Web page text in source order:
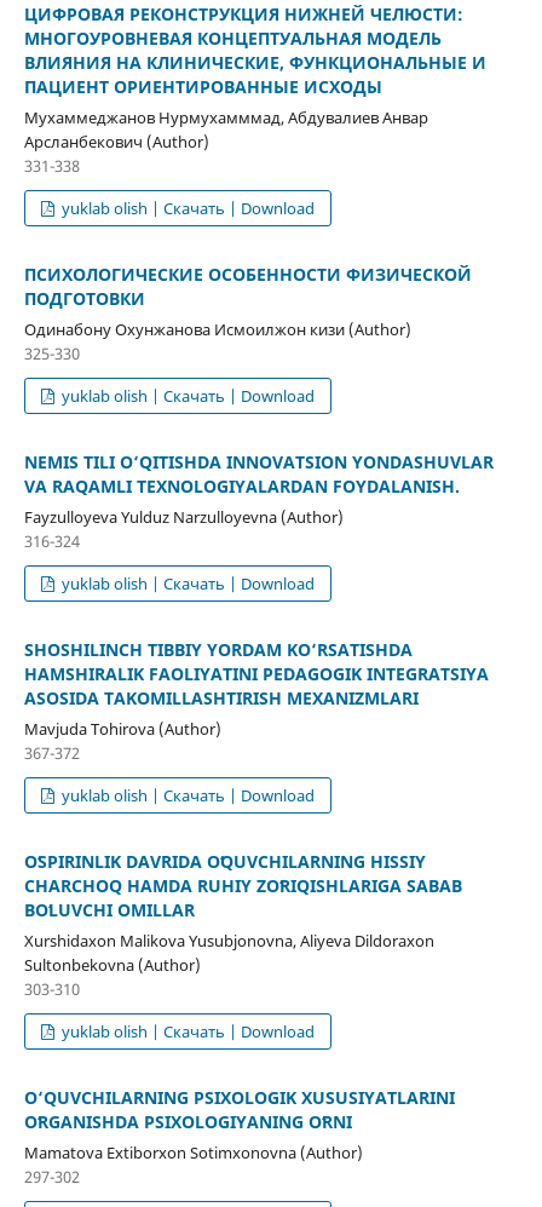
ЦИФРОВАЯ РЕКОНСТРУКЦИЯ НИЖНЕЙ ЧЕЛЮСТИ:
МНОГОУРОВНЕВАЯ КОНЦЕПТУАЛЬНАЯ МОДЕЛЬ
ВЛИЯНИЯ НА КЛИНИЧЕСКИЕ, ФУНКЦИОНАЛЬНЫЕ И
ПАЦИЕНТ ОРИЕНТИРОВАННЫЕ ИСХОДЫ
Мухаммеджанов Нурмухамммад, Абдувалиев Анвар
Арсланбекович (Author)
331-338
yuklab olish | Скачать | Download
ПСИХОЛОГИЧЕСКИЕ ОСОБЕННОСТИ ФИЗИЧЕСКОЙ
ПОДГОТОВКИ
Одинабону Охунжанова Исмоилжон кизи (Author)
325-330
yuklab olish | Скачать | Download
NEMIS TILI O‘QITISHDA INNOVATSION YONDASHUVLAR
VA RAQAMLI TEXNOLOGIYALARDAN FOYDALANISH.
Fayzulloyeva Yulduz Narzulloyevna (Author)
316-324
yuklab olish | Скачать | Download
SHOSHILINCH TIBBIY YORDAM KO‘RSATISHDA
HAMSHIRALIK FAOLIYATINI PEDAGOGIK INTEGRATSIYA
ASOSIDA TAKOMILLASHTIRISH MEXANIZMLARI
Mavjuda Tohirova (Author)
367-372
yuklab olish | Скачать | Download
OʻSPIRINLIK DAVRIDA OʻQUVCHILARNING HISSIY
CHARCHOQ HAMDA RUHIY ZOʻRIQISHLARIGA SABAB
BOʻLUVCHI OMILLAR
Xurshidaxon Malikova Yusubjonovna, Aliyeva Dildoraxon
Sultonbekovna (Author)
303-310
yuklab olish | Скачать | Download
O‘QUVCHILARNING PSIXOLOGIK XUSUSIYATLARINI
OʻRGANISHDA PSIXOLOGIYANING OʻRNI
Mamatova Extiborxon Sotimxonovna (Author)
297-302